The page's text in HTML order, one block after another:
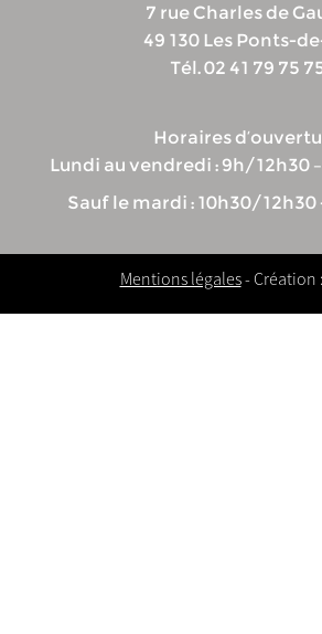
7 rue Charles de
49 130 Les Ponts-
Tél. 02 41 79 75
Horaires
Lundi au vendredi : 9h/12h30
Sauf le mardi : 10h30/12h30
Mentions légales- Création